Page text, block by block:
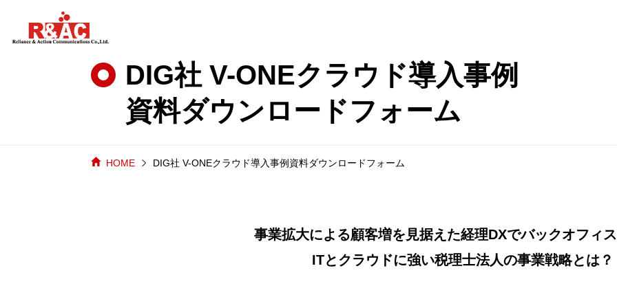
DIG社 V-ONEクラウド導入事例
資料ダウンロードフォーム
HOME DIG社 V-ONEクラウド導入事例資料ダウンロードフォーム
事業拡大による顧客増を見据えた経理DXでバックオフィス
ITとクラウドに強い税理士法人の事業戦略とは？